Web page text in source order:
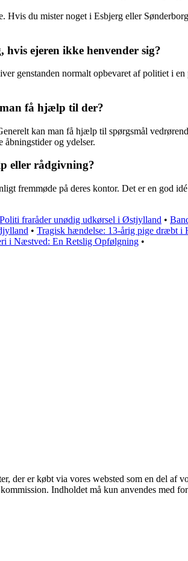
Hvis du mister noget i Esbjerg eller
ejeren ikke henvender sig?
genstanden normalt opbevaret af politiet i
få hjælp til der?
kan man få hjælp til spørgsmål
og ydelser.
eller rådgivning?
fremmøde på deres kontor. Det er en god
fraråder unødig udkørsel i Østjylland •
• Tragisk hændelse: 13-årig pige dræbt i
i Næstved: En Retslig Opfølgning •
der er købt via vores websted som en del af
Indholdet må kun anvendes med